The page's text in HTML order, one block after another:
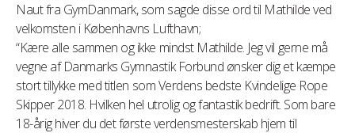
Naut fra GymDanmark, som sagde disse ord til Mathilde ved
velkomsten i Københavns Lufthavn;
“Kære alle sammen og ikke mindst Mathilde. Jeg vil gerne må
vegne af Danmarks Gymnastik Forbund ønsker dig et kæmpe
stort tillykke med titlen som Verdens bedste Kvindelige Rope
Skipper 2018. Hvilken hel utrolig og fantastik bedrift. Som bare
18-årig hiver du det første verdensmesterskab hjem til